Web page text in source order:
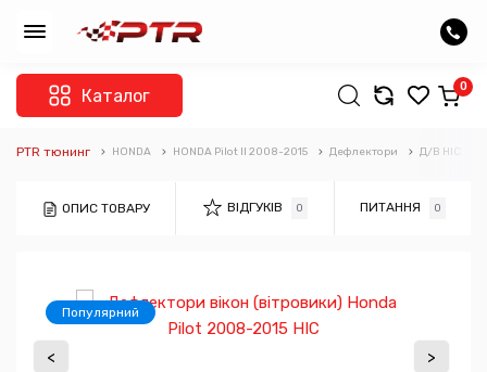
Каталог 0
PTR тюнинг HONDA HONDA Pilot II 2008-2015 Дефлектори Д/В HIC
ОПИС ТОВАРУ ВІДГУКІВ 0 ПИТАННЯ 0
Популярний
< >